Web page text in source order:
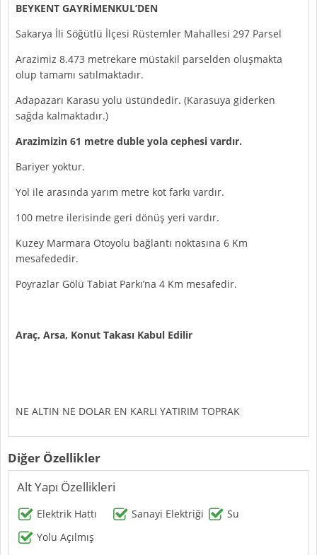
BEYKENT GAYRİMENKUL’DEN
Sakarya İli Söğütlü İlçesi Rüstemler Mahallesi 297 Parsel
Arazimiz 8.473 metrekare müstakil parselden oluşmakta
olup tamamı satılmaktadır.
Adapazarı Karasu yolu üstündedir. (Karasuya giderken
sağda kalmaktadır.)
Arazimizin 61 metre duble yola cephesi vardır.
Bariyer yoktur.
Yol ile arasında yarım metre kot farkı vardır.
100 metre ilerisinde geri dönüş yeri vardır.
Kuzey Marmara Otoyolu bağlantı noktasına 6 Km
mesafededir.
Poyrazlar Gölü Tabiat Parkı’na 4 Km mesafedir.
Araç, Arsa, Konut Takası Kabul Edilir
NE ALTIN NE DOLAR EN KARLI YATIRIM TOPRAK
Diğer Özellikler
Alt Yapı Özellikleri
Elektrik Hattı Sanayi Elektriği
Su
Yolu Açılmış